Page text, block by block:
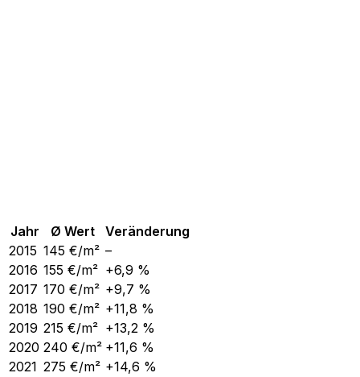
Jahr Ø Wert
Veränderung
2015 145 €/m² –
2016 155 €/m² +6,9 %
2017 170 €/m² +9,7 %
2018 190 €/m² +11,8 %
2019 215 €/m² +13,2 %
2020 240 €/m² +11,6 %
2021 275 €/m² +14,6 %